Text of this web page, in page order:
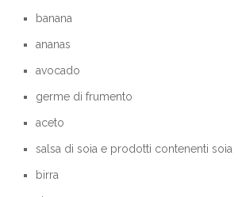
banana
ananas
avocado
germe di frumento
aceto
salsa di soia e prodotti contenenti soia
birra